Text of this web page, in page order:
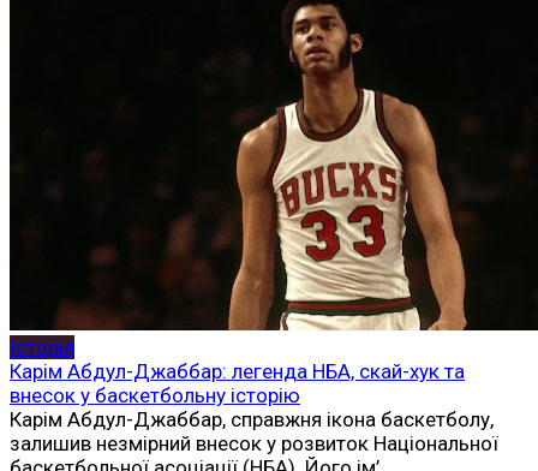
Історія
Карім Абдул-Джаббар: легенда НБА, скай-хук та
внесок у баскетбольну історію
Карім Абдул-Джаббар, справжня ікона баскетболу,
залишив незмірний внесок у розвиток Національної